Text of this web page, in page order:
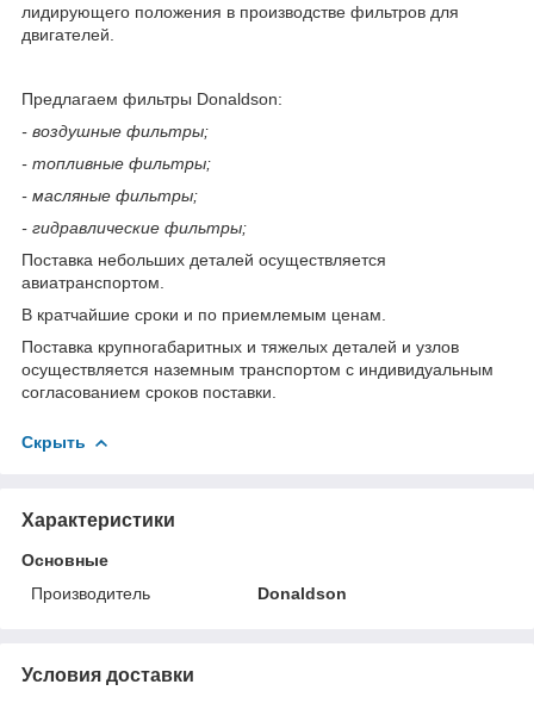
лидирующего положения в производстве фильтров для
двигателей.
Предлагаем фильтры Donaldson:
- воздушные фильтры;
- топливные фильтры;
- масляные фильтры;
- гидравлические фильтры;
Поставка небольших деталей осуществляется
авиатранспортом.
В кратчайшие сроки и по приемлемым ценам.
Поставка крупногабаритных и тяжелых деталей и узлов
осуществляется наземным транспортом с индивидуальным
согласованием сроков поставки.
Скрыть
Характеристики
Основные
Производитель
Donaldson
Условия доставки